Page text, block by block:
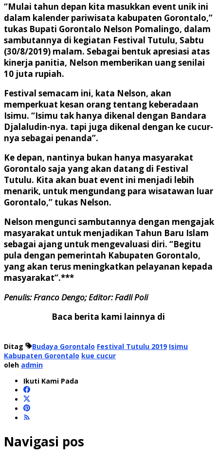
“Mulai tahun depan kita masukkan event unik ini
dalam kalender pariwisata kabupaten Gorontalo,”
tukas Bupati Gorontalo Nelson Pomalingo, dalam
sambutannya di kegiatan Festival Tutulu, Sabtu
(30/8/2019) malam. Sebagai bentuk apresiasi atas
kinerja panitia, Nelson memberikan uang senilai
10 juta rupiah.
Festival semacam ini, kata Nelson, akan
memperkuat kesan orang tentang keberadaan
Isimu. “Isimu tak hanya dikenal dengan Bandara
Djalaludin-nya. tapi juga dikenal dengan ke cucur-
nya sebagai penanda”.
Ke depan, nantinya bukan hanya masyarakat
Gorontalo saja yang akan datang di Festival
Tutulu. Kita akan buat event ini menjadi lebih
menarik, untuk mengundang para wisatawan luar
Gorontalo,” tukas Nelson.
Nelson mengunci sambutannya dengan mengajak
masyarakat untuk menjadikan Tahun Baru Islam
sebagai ajang untuk mengevaluasi diri. “Begitu
pula dengan pemerintah Kabupaten Gorontalo,
yang akan terus meningkatkan pelayanan kepada
masyarakat”.***
Penulis: Franco Dengo;Editor: Fadli Poli
Baca berita kami lainnya di
Ditag Budaya Gorontalo Festival Tutulu 2019 Isimu
Kabupaten Gorontalo kue cucur
oleh admin
Ikuti Kami Pada
Navigasi pos